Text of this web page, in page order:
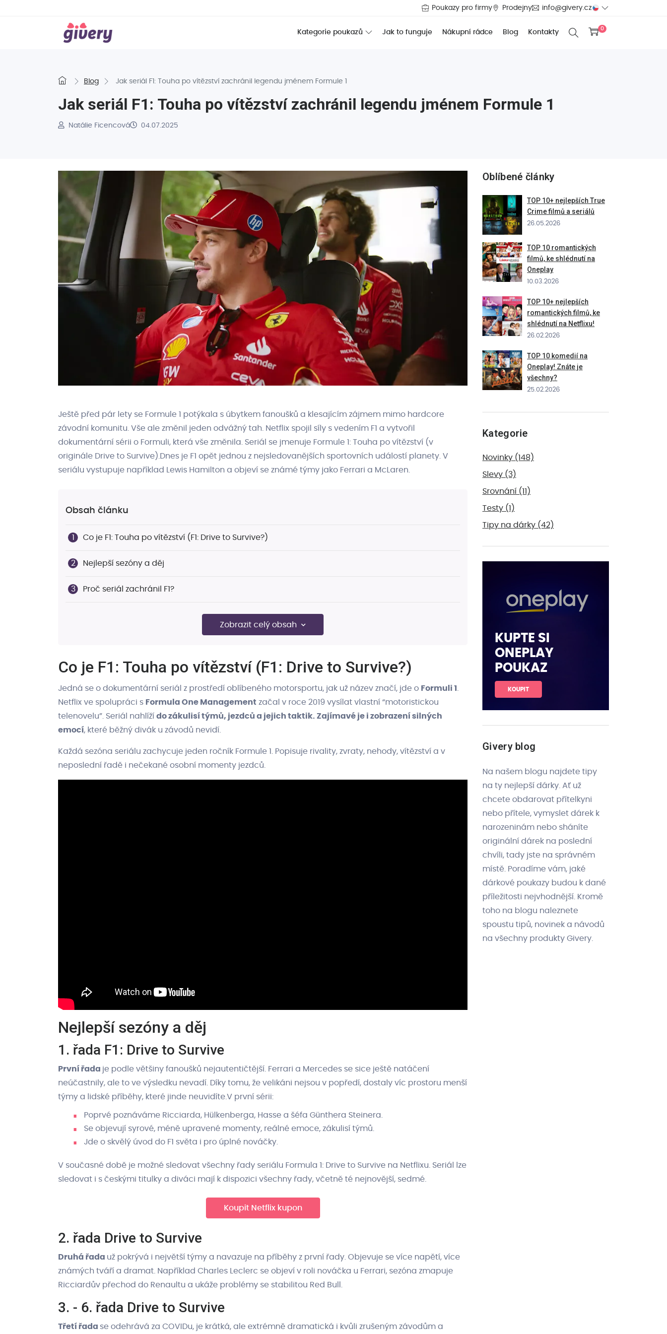
Poukazy pro firmy Prodejny info@givery.cz
Kategorie poukazů Jak to funguje Nákupní rádce Blog Kontakty
0
Blog Jak seriál F1: Touha po vítězství zachránil legendu jménem Formule 1
Jak seriál F1: Touha po vítězství zachránil legendu jménem Formule 1
Natálie Ficencová 04.07.2025
Ještě před pár lety se Formule 1 potýkala s úbytkem fanoušků a klesajícím zájmem mimo hardcore
závodní komunitu. Vše ale změnil jeden odvážný tah. Netflix spojil síly s vedením F1 a vytvořil
dokumentární sérii o Formuli, která vše změnila. Seriál se jmenuje Formule 1: Touha po vítězství (v
originále Drive to Survive).Dnes je F1 opět jednou z nejsledovanějších sportovních událostí planety. V
seriálu vystupuje například Lewis Hamilton a objeví se známé týmy jako Ferrari a McLaren.
Obsah článku
Co je F1: Touha po vítězství (F1: Drive to Survive?)
Nejlepší sezóny a děj
Proč seriál zachránil F1?
Kteří jezdci a týmy hrají hlavní roli?
Zobrazit celý obsah
Co je F1: Touha po vítězství (F1: Drive to Survive?)
Jedná se o dokumentární seriál z prostředí oblíbeného motorsportu, jak už název značí, jde o Formuli 1
Netflix ve spolupráci s Formula One Management začal v roce 2019 vysílat vlastní “motoristickou
telenovelu”. Seriál nahlíží do zákulisí týmů, jezdců a jejich taktik. Zajímavé je i zobrazení silných
emocí, které běžný divák u závodů nevidí.
Každá sezóna seriálu zachycuje jeden ročník Formule 1. Popisuje rivality, zvraty, nehody, vítězství a v
neposlední řadě i nečekané osobní momenty jezdců.
Nejlepší sezóny a děj
1. řada F1: Drive to Survive
První řada je podle většiny fanoušků nejautentičtější. Ferrari a Mercedes se sice ještě natáčení
neúčastnily, ale to ve výsledku nevadí. Díky tomu, že velikáni nejsou v popředí, dostaly víc prostoru menší
týmy a lidské příběhy, které jinde neuvidíte.V první sérii:
Poprvé poznáváme Ricciarda, Hülkenberga, Hasse a šéfa Günthera Steinera.
Se objevují syrové, méně upravené momenty, reálné emoce, zákulisí týmů.
Jde o skvělý úvod do F1 světa i pro úplné nováčky.
V současné době je možné sledovat všechny řady seriálu Formula 1: Drive to Survive na Netflixu. Seriál lze
sledovat i s českými titulky a diváci mají k dispozici všechny řady, včetně té nejnovější, sedmé.
Koupit Netflix kupon
2. řada Drive to Survive
Druhá řada už pokrývá i největší týmy a navazuje na příběhy z první řady. Objevuje se více napětí, více
známých tváří a dramat. Například Charles Leclerc se objeví v roli nováčka u Ferrari, sezóna zmapuje
Ricciardův přechod do Renaultu a ukáže problémy se stabilitou Red Bull.
3. - 6. řada Drive to Survive
Třetí řada se odehrává za COVIDu, je krátká, ale extrémně dramatická i kvůli zrušeným závodům a
Oblíbené články
TOP 10+ nejlepších True
Crime filmů a seriálů
26.05.2026
TOP 10 romantických
filmů, ke shlédnutí na
Oneplay
10.03.2026
TOP 10+ nejlepších
romantických filmů, ke
shlédnutí na Netflixu!
26.02.2026
TOP 10 komedií na
Oneplay! Znáte je
všechny?
25.02.2026
Kategorie
Novinky (148)
Slevy (3)
Srovnání (11)
Testy (1)
Tipy na dárky (42)
KUPTE SI
ONEPLAY
POUKAZ
KOUPIT
Givery blog
Na našem blogu najdete tipy
na ty nejlepší dárky. Ať už
chcete obdarovat přítelkyni
nebo přítele, vymyslet dárek k
narozeninám nebo sháníte
originální dárek na poslední
chvíli, tady jste na správném
místě. Poradíme vám, jaké
dárkové poukazy budou k dané
příležitosti nejvhodnější. Kromě
toho na blogu naleznete
spoustu tipů, novinek a návodů
na všechny produkty Givery.